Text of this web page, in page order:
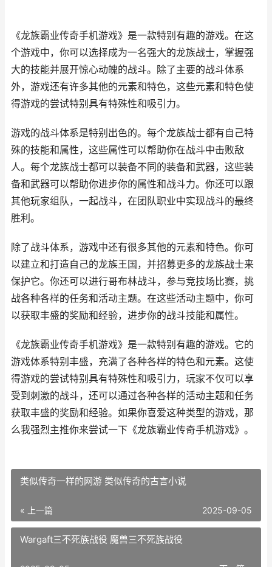
《龙族霸业传奇手机游戏》是一款特别有趣的游戏。在这
个游戏中，你可以选择成为一名强大的龙族战士，掌握强
大的技能并展开惊心动魄的战斗。除了主要的战斗体系
外，游戏还有许多其他的元素和特色，这些元素和特色使
得游戏的尝试特别具有特殊性和吸引力。
游戏的战斗体系是特别出色的。每个龙族战士都有自己特
殊的技能和属性，这些属性可以帮助你在战斗中击败敌
人。每个龙族战士都可以装备不同的装备和武器，这些装
备和武器可以帮助你进步你的属性和战斗力。你还可以跟
其他玩家组队，一起战斗，在团队职业中实现战斗的最终
胜利。
除了战斗体系，游戏中还有很多其他的元素和特色。你可
以建立和打造自己的龙族王国，并招募更多的龙族战士来
保护它。你还可以进行哥布林战斗，参与竞技场比赛，挑
战各种各样的任务和活动主题。在这些活动主题中，你可
以获取丰盛的奖励和经验，进步你的战斗技能和属性。
《龙族霸业传奇手机游戏》是一款特别有趣的游戏。它的
游戏体系特别丰盛，充满了各种各样的特色和元素。这使
得游戏的尝试特别具有特殊性和吸引力，玩家不仅可以享
受到刺激的战斗，还可以通过各种各样的活动主题和任务
获取丰盛的奖励和经验。如果你喜爱这种类型的游戏，那
么我强烈主推你来尝试一下《龙族霸业传奇手机游戏》。
类似传奇一样的网游 类似传奇的古言小说
« 上一篇 2025-09-05
Wargaft三不死族战役 魔兽三不死族战役